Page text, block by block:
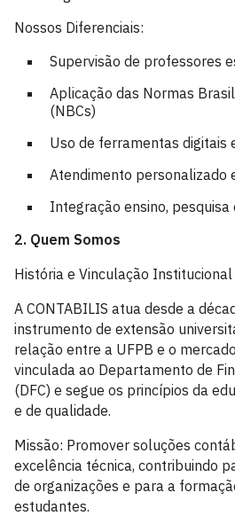
Nossos Diferenciais:
Supervisão de professores
Aplicação das Normas
(NBCs)
Uso de ferramentas digitais
Atendimento personalizado
Integração ensino, pesquisa
2. Quem Somos
História e Vinculação Institucional
A CONTABILIS atua desde a
instrumento de extensão
relação entre a UFPB e o
vinculada ao Departamento de
(DFC) e segue os princípios da
e de qualidade.
Missão: Promover soluções
excelência técnica, contribuindo
de organizações e para a
estudantes.